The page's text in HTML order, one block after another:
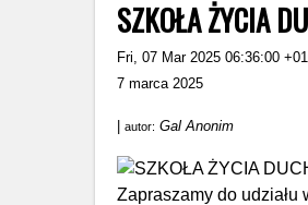
SZKOŁA ŻYCIA
Fri, 07 Mar 2025 06:36:00
7 marca 2025
autor: Gal Anonim
Zapraszamy do